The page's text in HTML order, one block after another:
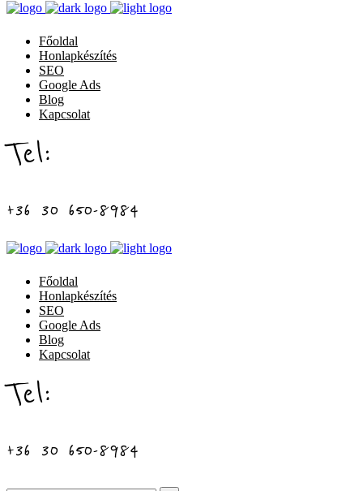
Főoldal
Honlapkészítés
SEO
Google Ads
Blog
Kapcsolat
Tel:
+36 30 650-8984
Főoldal
Honlapkészítés
SEO
Google Ads
Blog
Kapcsolat
Tel:
+36 30 650-8984